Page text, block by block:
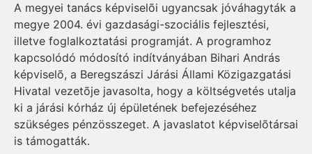
A megyei tanács képviselõi ugyancsak jóváhagyták a
megye 2004. évi gazdasági-szociális fejlesztési,
illetve foglalkoztatási programját. A programhoz
kap­cso­ló­dó módosító indítványában Biha­ri András
képviselõ, a Beregszászi Járási Állami Közigazgatási
Hiva­tal vezetõje javasolta, hogy a költ­ségvetés utalja
ki a járási kórház új épületének befejezéséhez
szükséges pénzösszeget. A javaslatot képviselõtársai
is támogatták.